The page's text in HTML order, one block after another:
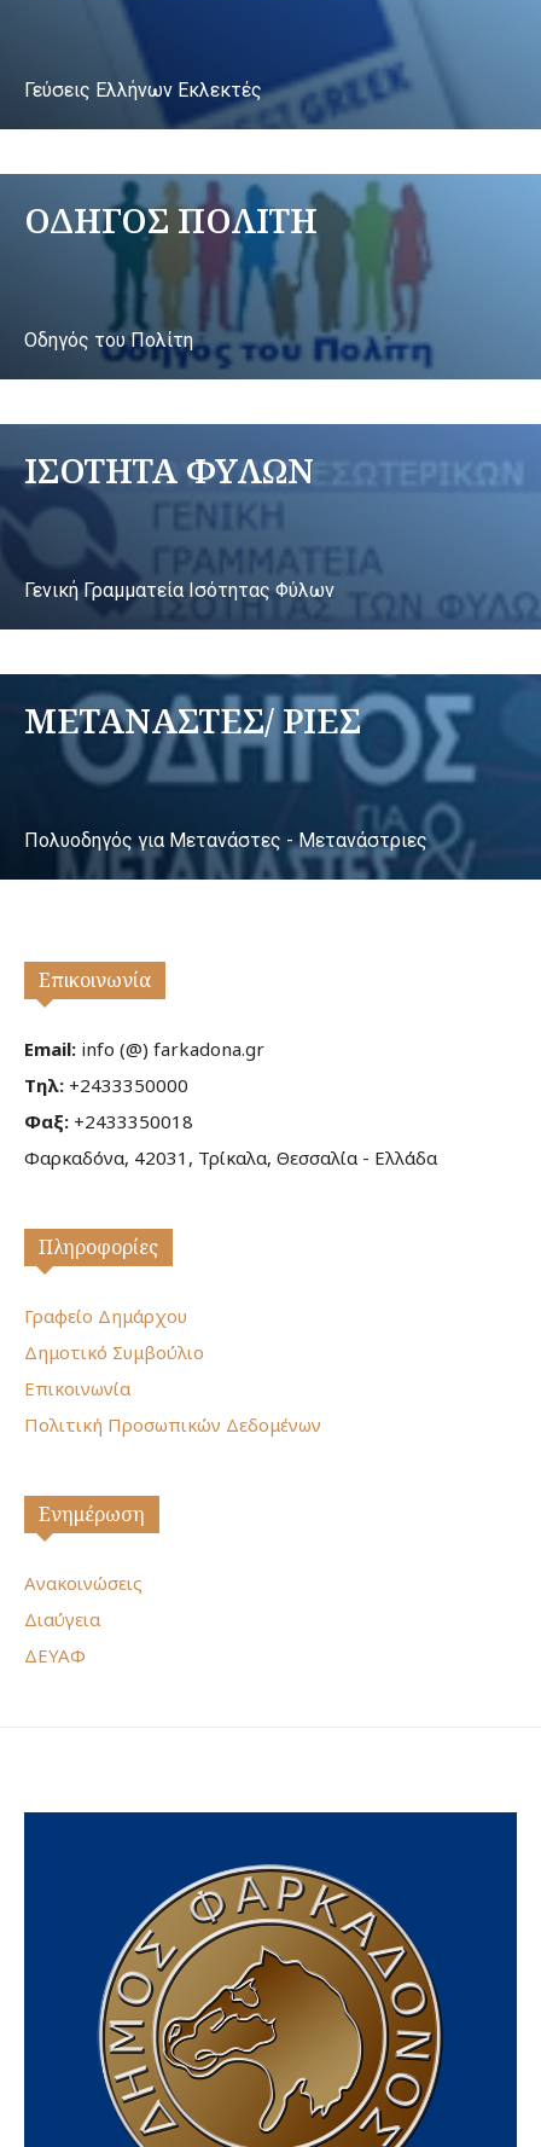
Γεύσεις Ελλήνων Εκλεκτές
ΟΔΗΓΟΣ ΠΟΛΙΤΗ
Οδηγός του Πολίτη
ΙΣΟΤΗΤΑ ΦΥΛΩΝ
Γενική Γραμματεία Ισότητας Φύλων
ΜΕΤΑΝΑΣΤΕΣ/ ΡΙΕΣ
Πολυοδηγός για Μετανάστες - Μετανάστριες
Επικοινωνία
Email: info (@) farkadona.gr
Τηλ: +2433350000
Φαξ: +2433350018
Φαρκαδόνα, 42031, Τρίκαλα, Θεσσαλία - Ελλάδα
Πληροφορίες
Γραφείο Δημάρχου
Δημοτικό Συμβούλιο
Επικοινωνία
Πολιτική Προσωπικών Δεδομένων
Ενημέρωση
Ανακοινώσεις
Διαύγεια
ΔΕΥΑΦ